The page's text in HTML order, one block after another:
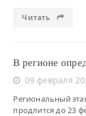
Читать
В регионе
09 февраля
Региональный
продлится до 23